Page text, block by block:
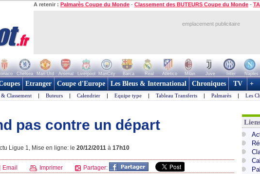
A retenir : Palmarès Coupe du Monde - Classement des BUTEURS Coupe du Monde -
emplacement publicitaire
Chelsea Man Utd Arsenal Liverpool ManCity Barca Real Atletico Milan Juve Inter Naples
Etranger Coupe d'Europe Les Bleus & International Chroniques TV +
& Classement | Buteurs | Calendrier | Equipe type | Tableau Transferts | Palmarès | Les
pas contre un départ
Ligue 1, Mise en ligne: le 20/12/2011 à 17h10
Email Imprimer Partager: